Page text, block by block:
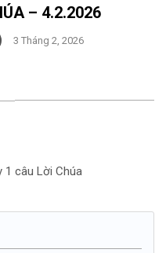
– 4.2.2026
3 Tháng 2, 2026
1 câu Lời Chúa